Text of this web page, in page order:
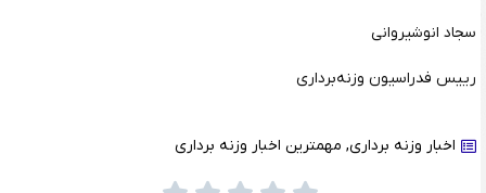
سجاد انوشیروانی
رییس فدراسیون وزنه‌برداری
اخبار وزنه برداری, مهمترین اخبار وزنه برداری